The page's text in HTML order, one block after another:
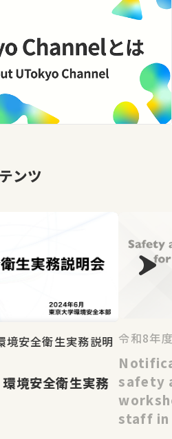
ンツ
安全衛生実務説明
境安全衛生実務
令和8年
safety
staff in